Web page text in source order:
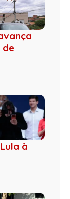
de
à